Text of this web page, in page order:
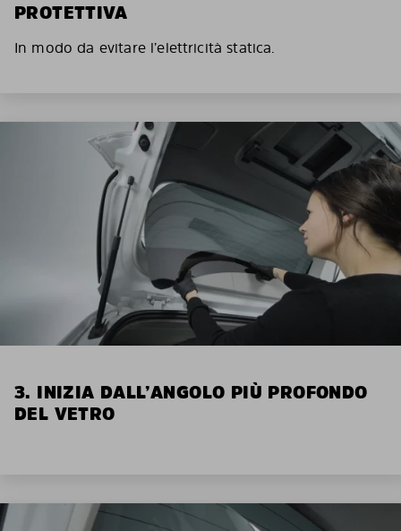
PROTETTIVA
In modo da evitare l’elettricità statica.
3. INIZIA DALL’ANGOLO PIÙ PROFONDO
DEL VETRO